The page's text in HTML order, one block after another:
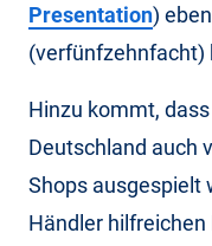
Presentation)
(verfünfzehnfacht)
Hinzu kommt,
Deutschland auch
Shops ausgespielt
Händler